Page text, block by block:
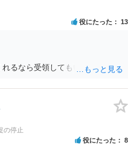
役にたった 13
るなら受領してもいいですよ。
の停止
役にたった 8